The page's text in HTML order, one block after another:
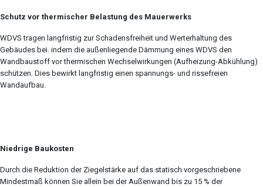
Schutz vor thermischer Belastung des Mauerwerks
WDVS tragen langfristig zur Schadensfreiheit und Werterhaltung des
Gebäudes bei. indem die außenliegende Dämmung eines WDVS den
Wandbaustoff vor thermischen Wechselwirkungen (Aufheizung-Abkühlung)
schützen. Dies bewirkt langfristig einen spannungs- und rissefreien
Wandaufbau.
Niedrige Baukosten
Durch die Reduktion der Ziegelstärke auf das statisch vorgeschriebene
Mindestmaß können Sie allein bei der Außenwand bis zu 15 % der